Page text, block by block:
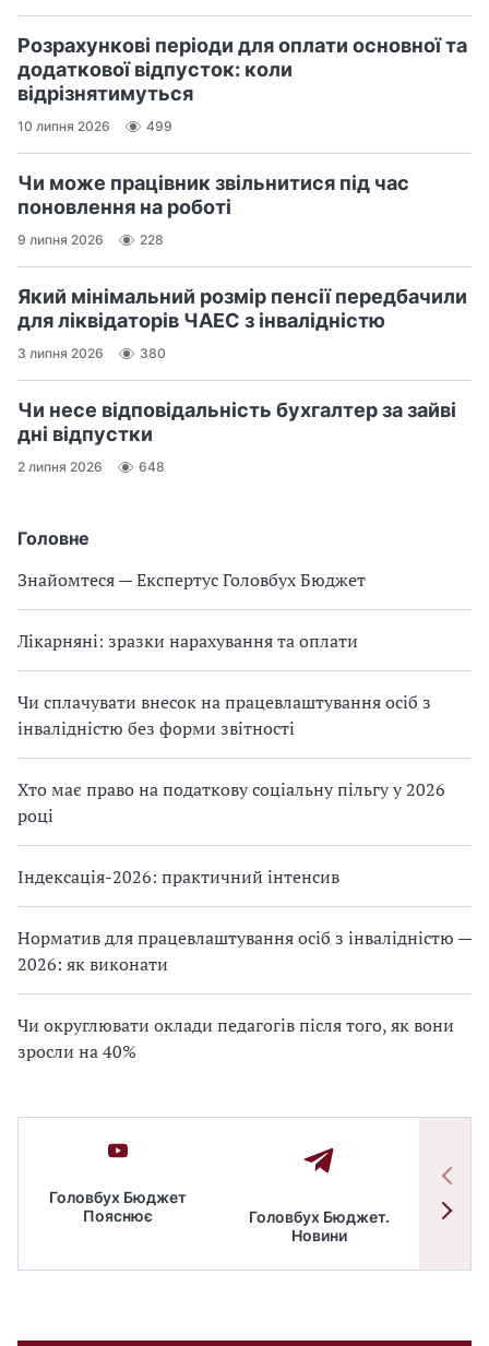
Головне
Знайомтеся — Експертус Головбух Бюджет
Лікарняні: зразки нарахування та оплати
Чи сплачувати внесок на працевлаштування осіб з
інвалідністю без форми звітності
Хто має право на податкову соціальну пільгу у 2026
році
Індексація-2026: практичний інтенсив
Норматив для працевлаштування осіб з інвалідністю —
2026: як виконати
Чи округлювати оклади педагогів після того, як вони
зросли на 40%
Головбух Бюджет
Пояснює
Головбух Бюджет.
Новини
Розрахункові періоди для оплати основної та
додаткової відпусток: коли
відрізнятимуться
10 липня 2026 499
Чи може працівник звільнитися під час
поновлення на роботі
9 липня 2026 228
Який мінімальний розмір пенсії передбачили
для ліквідаторів ЧАЕС з інвалідністю
3 липня 2026 380
Чи несе відповідальність бухгалтер за зайві
дні відпустки
2 липня 2026 648